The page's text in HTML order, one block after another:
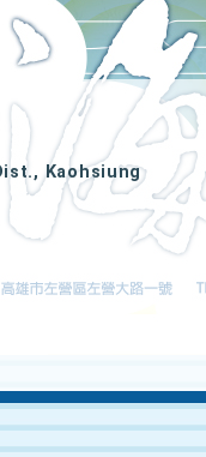
Kaohsiung